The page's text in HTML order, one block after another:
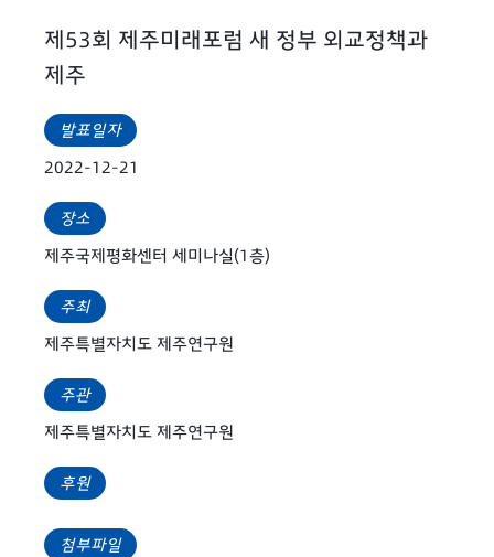
제53회 제주미래포럼 새 정부 외교정책과
제주
발표일자
2022-12-21
장소
제주국제평화센터 세미나실(1층)
주최
제주특별자치도 제주연구원
주관
제주특별자치도 제주연구원
후원
첨부파일